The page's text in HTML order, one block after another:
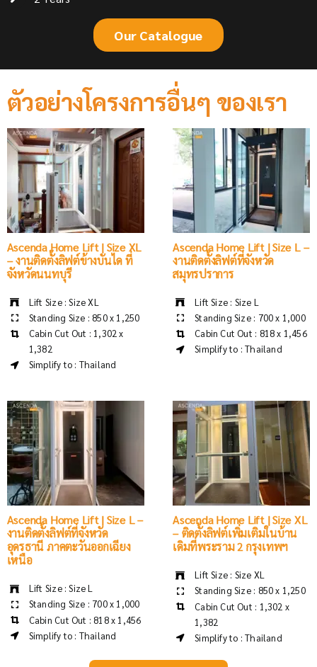
Our Catalogue
ตัวอย่างโครงการอื่นๆ ของเรา
Ascenda Home Lift | Size XL
– งานติดตั้งลิฟต์ข้างบันได ที่
จังหวัดนนทบุรี
Lift Size : Size XL
Standing Size : 850 x 1,250
Cabin Cut Out : 1,302 x
1,382
Simplify to : Thailand
Ascenda Home Lift | Size L –
งานติดตั้งลิฟต์ที่จังหวัด
สมุทรปราการ
Lift Size : Size L
Standing Size : 700 x 1,000
Cabin Cut Out : 818 x 1,456
Simplify to : Thailand
Ascenda Home Lift | Size L –
งานติดตั้งลิฟต์ที่จังหวัด
อุดรธานี ภาคตะวันออกเฉียง
เหนือ
Lift Size : Size L
Standing Size : 700 x 1,000
Cabin Cut Out : 818 x 1,456
Simplify to : Thailand
Ascenda Home Lift | Size XL
– ติดตั้งลิฟต์เพิ่มเติมในบ้าน
เดิมที่พระราม 2 กรุงเทพฯ
Lift Size : Size XL
Standing Size : 850 x 1,250
Cabin Cut Out : 1,302 x
1,382
Simplify to : Thailand